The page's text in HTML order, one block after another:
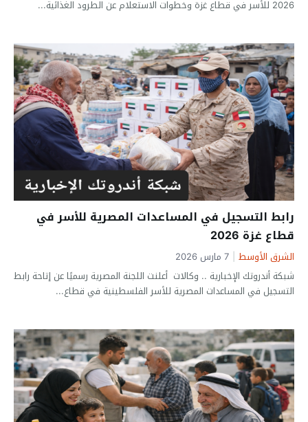
2026 للأسر في قطاع غزة وخطوات الاستعلام عن الطرود الغذائية...
رابط التسجيل في المساعدات المصرية للأسر في
قطاع غزة 2026
الشرق الأوسط 7 مارس 2026
شبكة أندروتك الإخبارية .. وكالات أعلنت اللجنة المصرية رسميًا عن إتاحة رابط
التسجيل في المساعدات المصرية للأسر الفلسطينية في قطاع...